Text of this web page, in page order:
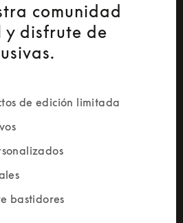
comunidad
disfrute de
de edición limitada
bastidores